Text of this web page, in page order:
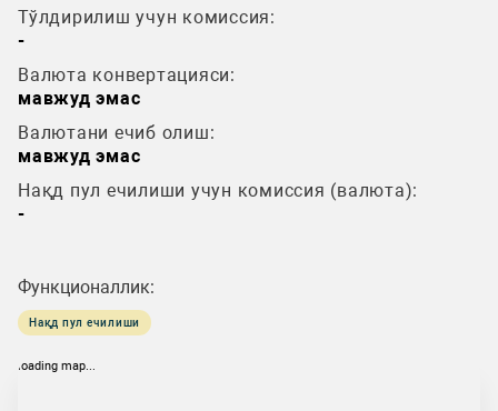
Тўлдирилиш учун комиссия:
-
Валюта конвертацияси:
мавжуд эмас
Валютани ечиб олиш:
мавжуд эмас
Нақд пул ечилиши учун комиссия (валюта):
-
Функционаллик:
Нақд пул ечилиши
loading map...